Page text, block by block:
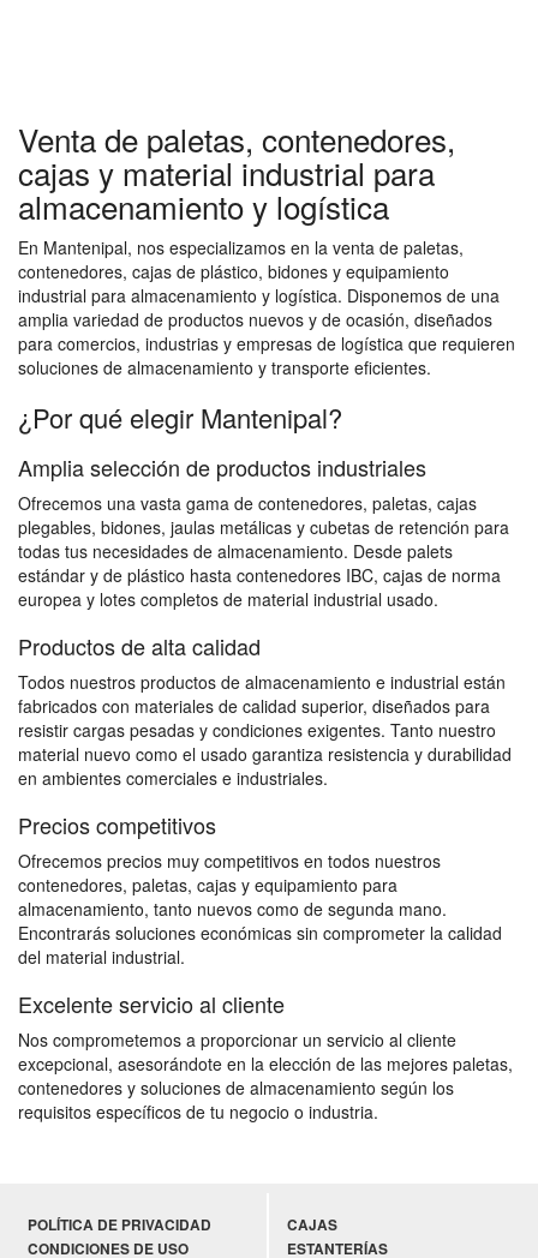
Venta de paletas, contenedores,
cajas y material industrial para
almacenamiento y logística
En Mantenipal, nos especializamos en la venta de paletas,
contenedores, cajas de plástico, bidones y equipamiento
industrial para almacenamiento y logística. Disponemos de una
amplia variedad de productos nuevos y de ocasión, diseñados
para comercios, industrias y empresas de logística que requieren
soluciones de almacenamiento y transporte eficientes.
¿Por qué elegir Mantenipal?
Amplia selección de productos industriales
Ofrecemos una vasta gama de contenedores, paletas, cajas
plegables, bidones, jaulas metálicas y cubetas de retención para
todas tus necesidades de almacenamiento. Desde palets
estándar y de plástico hasta contenedores IBC, cajas de norma
europea y lotes completos de material industrial usado.
Productos de alta calidad
Todos nuestros productos de almacenamiento e industrial están
fabricados con materiales de calidad superior, diseñados para
resistir cargas pesadas y condiciones exigentes. Tanto nuestro
material nuevo como el usado garantiza resistencia y durabilidad
en ambientes comerciales e industriales.
Precios competitivos
Ofrecemos precios muy competitivos en todos nuestros
contenedores, paletas, cajas y equipamiento para
almacenamiento, tanto nuevos como de segunda mano.
Encontrarás soluciones económicas sin comprometer la calidad
del material industrial.
Excelente servicio al cliente
Nos comprometemos a proporcionar un servicio al cliente
excepcional, asesorándote en la elección de las mejores paletas,
contenedores y soluciones de almacenamiento según los
requisitos específicos de tu negocio o industria.
POLÍTICA DE PRIVACIDAD
CONDICIONES DE USO
CAJAS
ESTANTERÍAS